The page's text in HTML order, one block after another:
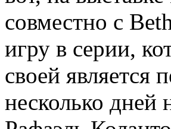
совместно с
игру в серии,
своей
несколько дней